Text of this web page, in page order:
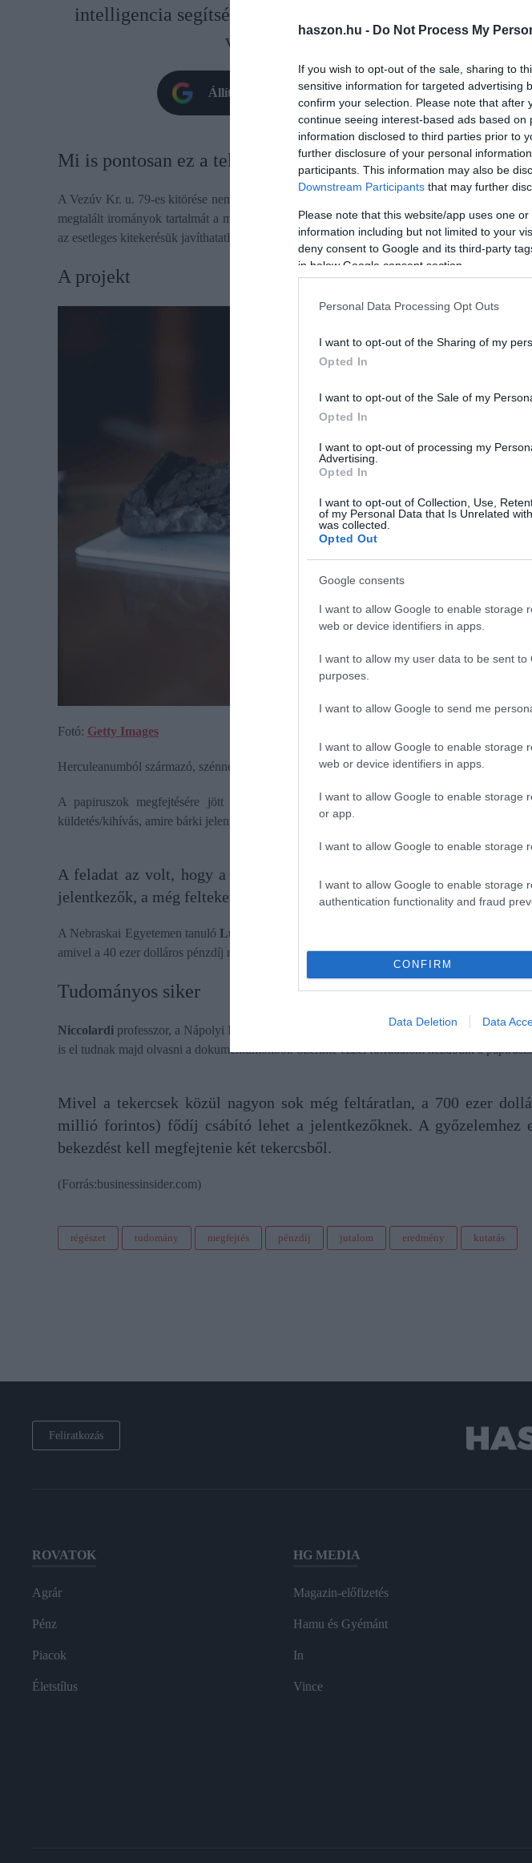
haszon.hu - Do Not Process My
If you wish to opt-out of the sale, sharing to
sensitive information for targeted advertising
confirm your selection. Please note that
continue seeing interest-based ads based
information disclosed to third parties prior to
further disclosure of your personal
participants. This information may also be
Downstream Participants that may further
Please note that this website/app uses one
information including but not limited to your
deny consent to Google and its third-party
in below Google consent section.
Personal Data Processing Opt Outs
I want to opt-out of the Sharing of my
Opted In
I want to opt-out of the Sale of my
Opted In
I want to opt-out of processing my
Advertising.
Opted In
I want to opt-out of Collection, Use,
of my Personal Data that Is Unrelated
was collected.
Opted Out
Google consents
I want to allow Google to enable storage
web or device identifiers in apps.
I want to allow my user data to be sent
purposes.
I want to allow Google to send me
I want to allow Google to enable storage
web or device identifiers in apps.
I want to allow Google to enable storage
or app.
I want to allow Google to enable storage
I want to allow Google to enable storage
authentication functionality and fraud
CONFIRM
Data Deletion Data
intelligencia segítségével sikerült rálelni a πορφυρας, azaz
vagy lila ruhát jelentő kifejezésre.
Állítsd be oldalunkat preferált forrásként a Google
Mi is pontosan ez a tekercs?
A Vezúv Kr. u. 79-es kitörése nemcsak Pompeji városát, hanem Herculaneumot is porig
megtalált irományok tartalmát a mai napig homály fedte. A tekercsek elolvasása azért is
az esetleges kitekerésük javíthatatlanul károsítaná az írást.
A projekt
Fotó: Getty Images
Herculeanumból származó, szénné kövesedett papirusztekercs
A papiruszok megfejtésére jött létre a Kentucky Egyetem szervezésében a Vesuvius
küldetés/kihívás, amire bárki jelentkezhetett.
A feladat az volt, hogy a mesterséges intelligencia segítségével
jelentkezők, a még feltekert papiruszok röntgenfelvételeiből.
A Nebraskai Egyetemen tanuló Luke Farritor
amivel a 40 ezer dolláros pénzdíj mellett a tudósok köszönetnyilvánítását is bezsebelhette.
Tudományos siker
Niccolardi professzor, a Nápolyi II. Frigyes Egyetem oktatója
, bízik abban, hogy a
is el tudnak majd olvasni a dokumentumokból. Szerinte ezzel forradalom kezdődik a
Mivel a tekercsek közül nagyon sok még feltáratlan, a 700 ezer
millió forintos) fődíj csábító lehet a jelentkezőknek. A győzelemhez
bekezdést kell megfejtenie két tekercsből.
(Forrás:businessinsider.com)
régészet tudomány megfejtés pénzdíj jutalom eredmény kutatás
Feliratkozás
ROVATOK
Agrár
Pénz
Piacok
Életstílus
HG MEDIA
Magazin-előfizetés
Hamu és Gyémánt
In
Vince